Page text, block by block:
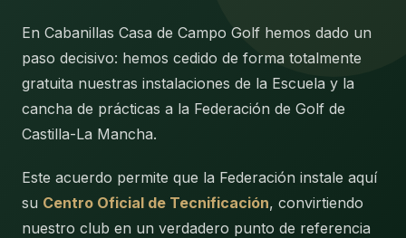
En Cabanillas Casa de Campo Golf hemos dado un
paso decisivo: hemos cedido de forma totalmente
gratuita nuestras instalaciones de la Escuela y la
cancha de prácticas a la Federación de Golf de
Castilla-La Mancha.
Este acuerdo permite que la Federación instale aquí
su Centro Oficial de Tecnificación, convirtiendo
nuestro club en un verdadero punto de referencia